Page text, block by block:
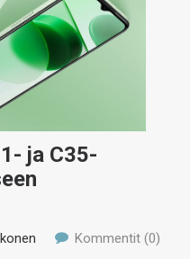
ja C35-
Kommentit (0)